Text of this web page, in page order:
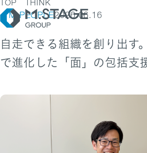
TOP
プ企業一覧・事業拠点
TOP THINK
M.PEOPLE2026.06.16
自走できる組織を創り出す
で進化した「面」の包括支